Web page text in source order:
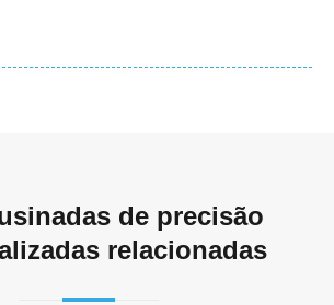
de precisão
relacionadas